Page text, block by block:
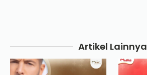
Artikel Lainnya